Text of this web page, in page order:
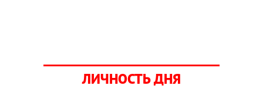
ЛИЧНОСТЬ ДНЯ